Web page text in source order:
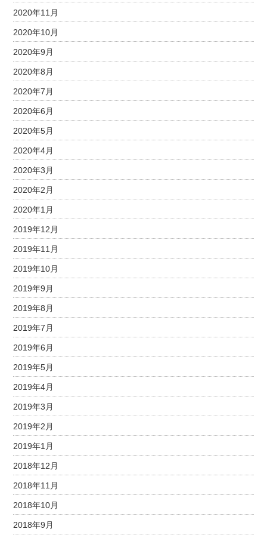
2020年11月
2020年10月
2020年9月
2020年8月
2020年7月
2020年6月
2020年5月
2020年4月
2020年3月
2020年2月
2020年1月
2019年12月
2019年11月
2019年10月
2019年9月
2019年8月
2019年7月
2019年6月
2019年5月
2019年4月
2019年3月
2019年2月
2019年1月
2018年12月
2018年11月
2018年10月
2018年9月